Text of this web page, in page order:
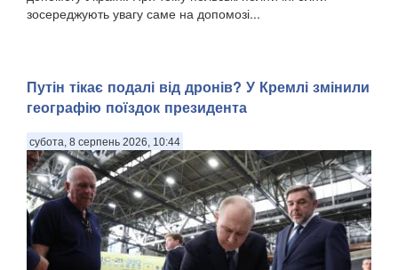
зосереджують увагу саме на допомозі...
Путін тікає подалі від дронів? У Кремлі змінили
географію поїздок президента
субота, 8 серпень 2026, 10:44